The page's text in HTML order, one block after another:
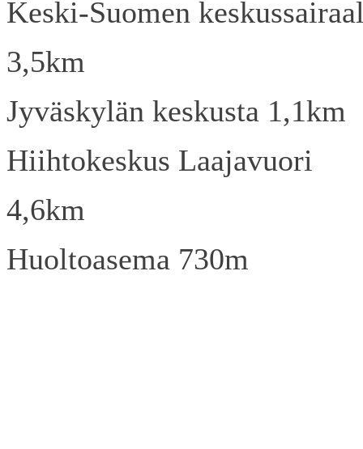
Keski-Suomen
3,5km
Jyväskylän keskusta 1,1km
Hiihtokeskus Laajavuori
4,6km
Huoltoasema 730m